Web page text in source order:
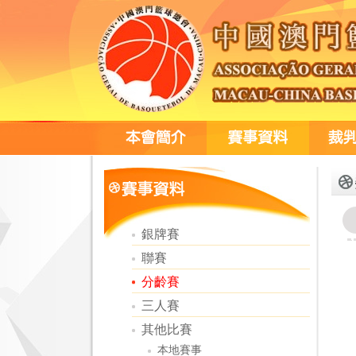
銀牌賽
聯賽
分齡賽
三人賽
其他比賽
本地賽事